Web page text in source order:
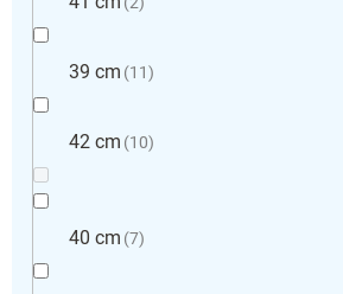
39 cm 11
42 cm 10
40 cm 7